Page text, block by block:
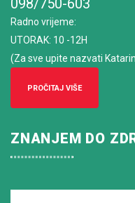
098/750-603
Radno vrijeme:
UTORAK: 10 -12H
(Za sve upite nazvati
PROČITAJ VIŠE
ZNANJEM DO